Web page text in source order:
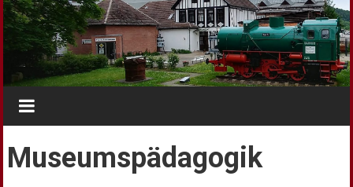
Museumspädagogik